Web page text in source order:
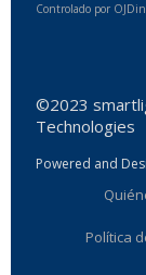
Controlado por
©2023
Technologies
Powered and
Política